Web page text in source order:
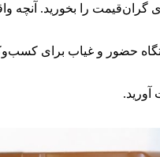
امکانات پیشرفته دستگاه‌های
حضور و غیاب برای